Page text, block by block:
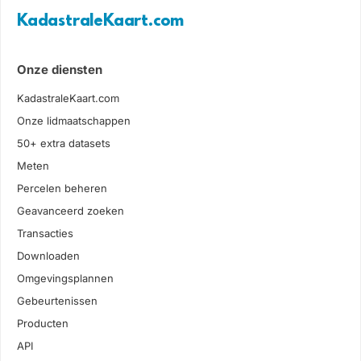
KadastraleKaart.com
Onze diensten
KadastraleKaart.com
Onze lidmaatschappen
50+ extra datasets
Meten
Percelen beheren
Geavanceerd zoeken
Transacties
Downloaden
Omgevingsplannen
Gebeurtenissen
Producten
API